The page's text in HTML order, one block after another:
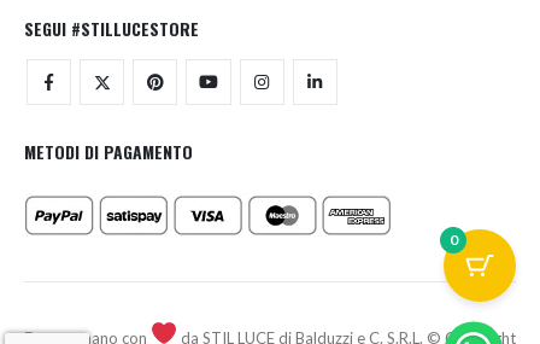
SEGUI #STILLUCESTORE
METODI DI PAGAMENTO
Fatto a mano con da STIL LUCE di Balduzzi e C. S.R.L. © Copyright
0